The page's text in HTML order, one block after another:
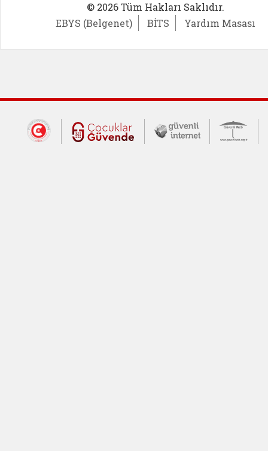
© 2026 Tüm Hakları Saklıdır.
EBYS (Belgenet)
BİTS Yardım Masası
Dış Bağlantılar
Cumhurbaşkanlığı İletişim Merkezi
Çocuklar Güvende (yeni
Güvenli